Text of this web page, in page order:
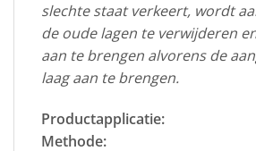
slechte staat verkeert, wordt
de oude lagen te verwijderen
aan te brengen alvorens de
laag aan te brengen.
Productapplicatie:
Methode: